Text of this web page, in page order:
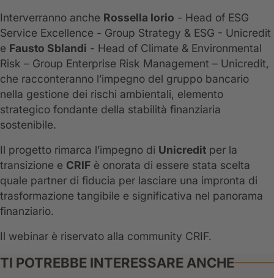
Interverranno anche Rossella Iorio - Head of ESG
Service Excellence - Group Strategy & ESG - Unicredit
e Fausto Sblandi - Head of Climate & Environmental
Risk – Group Enterprise Risk Management – Unicredit,
che racconteranno l’impegno del gruppo bancario
nella gestione dei rischi ambientali, elemento
strategico fondante della stabilità finanziaria
sostenibile.
Il progetto rimarca l’impegno di Unicredit per la
transizione e CRIF è onorata di essere stata scelta
quale partner di fiducia per lasciare una impronta di
trasformazione tangibile e significativa nel panorama
finanziario.
Il webinar è riservato alla community CRIF.
TI POTREBBE INTERESSARE ANCHE